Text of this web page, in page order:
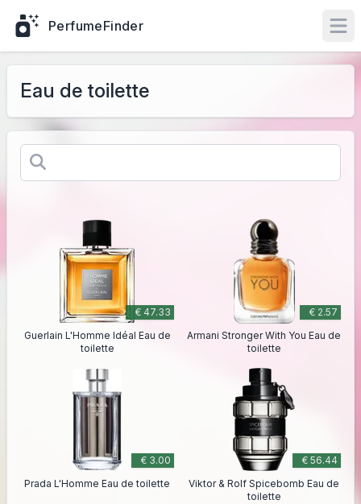
PerfumeFinder
Eau de toilette
€ 47.33
Guerlain L'Homme Idéal Eau de
toilette
€ 2.57
Armani Stronger With You Eau de
toilette
€ 3.00
Prada L'Homme Eau de toilette
€ 56.44
Viktor & Rolf Spicebomb Eau de
toilette